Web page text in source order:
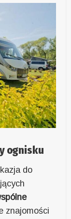
ognisku
do
znajomości